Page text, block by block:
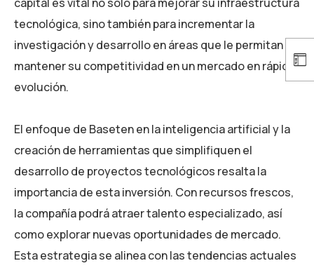
tecnológica, sino también para incrementar la
investigación y desarrollo en áreas que le permitan
mantener su competitividad en un mercado en rápida
evolución.
El enfoque de Baseten en la inteligencia artificial y la
creación de herramientas que simplifiquen el
desarrollo de proyectos tecnológicos resalta la
importancia de esta inversión. Con recursos frescos,
la compañía podrá atraer talento especializado, así
como explorar nuevas oportunidades de mercado.
Esta estrategia se alinea con las tendencias actuales